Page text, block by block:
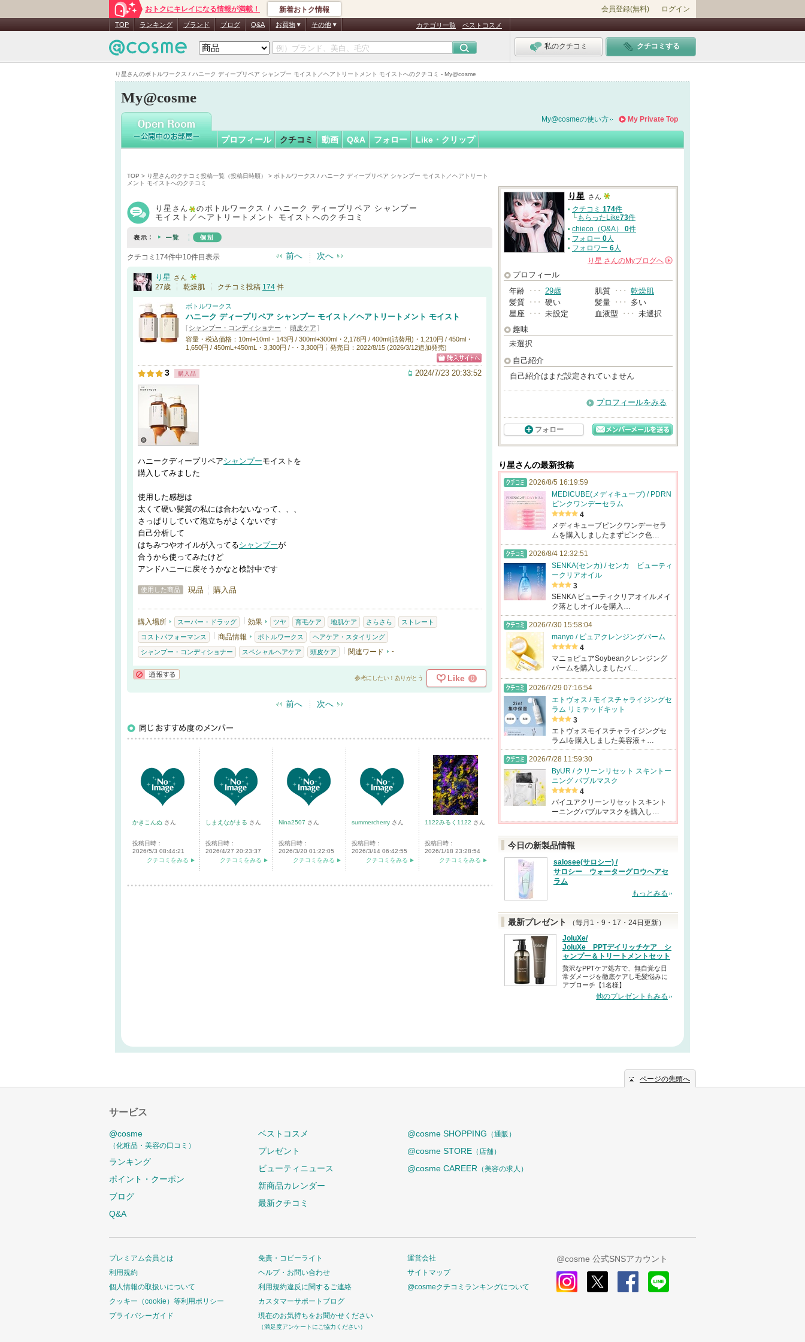
り星さんのボトルワークス / ハニーク ディープリペア シャンプー モイスト／ヘアトリートメント モイストへのクチコミ - My@cosme
おトクにキレイになる情報が満載！ 新着おトク情報 会員登録(無料) ログイン
TOP ランキング ブランド ブログ Q&A お買物 その他 カテゴリ一覧 ベストコスメ
私のクチコミ クチコミする
My@cosme
り星さん
My Private Top
My@cosmeの使い方
プロフィール クチコミ 動画 Q&A フォロー Like・クリップ
TOP > り星さんのクチコミ投稿一覧（投稿日時順）
> ボトルワークス / ハニーク ディープリペア シャンプー モイスト／ヘアトリート
メント モイストへのクチコミ
り星 さん のボトルワークス / ハニーク ディープリペア シャンプー
モイスト／ヘアトリートメント モイストへのクチコミ
クチコミ174件中10件目表示 前へ 次へ
り星 さん
27歳 乾燥肌 クチコミ投稿 174 件
ボトルワークス
ハニーク ディープリペア シャンプー モイスト／ヘアトリートメント モイスト
[ シャンプー・コンディショナー ・ 頭皮ケア ]
容量・税込価格：10ml+10ml・143円 / 300ml+300ml・2,178円 / 400ml(詰替用)・1,210円 / 450ml・
1,650円 / 450mL+450mL・3,300円 / -・3,300円
発売日：2022/8/15 (2026/3/12追加発売)
3 購入品 2024/7/23 20:33:52
ハニークディープリペアシャンプーモイストを
購入してみました
使用した感想は
太くて硬い髪質の私には合わないなって、、、
さっぱりしていて泡立ちがよくないです
自己分析して
はちみつやオイルが入ってるシャンプーが
合うから使ってみたけど
アンドハニーに戻そうかなと検討中です
使用した商品 現品 購入品
購入場所 スーパー・ドラッグ 効果 ツヤ 育毛ケア 地肌ケア さらさら ストレート
コストパフォーマンス 商品情報 ボトルワークス ヘアケア・スタイリング
シャンプー・コンディショナー スペシャルヘアケア 頭皮ケア 関連ワード -
参考にしたい！ありがとう Like 0
前へ 次へ
かきこんぬ さん
投稿日時：
2026/5/3 08:44:21
クチコミをみる
しまえながまる さん
投稿日時：
2026/4/27 20:23:37
クチコミをみる
Nina2507 さん
投稿日時：
2026/3/20 01:22:05
クチコミをみる
summercherry さん
投稿日時：
2026/3/14 06:42:55
クチコミをみる
1122みるく1122 さん
投稿日時：
2026/1/18 23:28:54
クチコミをみる
り星 さん
クチコミ 174件
└もらったLike73件
chieco（Q&A） 0件
フォロー 0人
フォロワー 6人
り星 さんのMyブログへ
プロフィール
年齢 ･･･ 29歳 肌質 ･･･ 乾燥肌
髪質 ･･･ 硬い 髪量 ･･･
多い
星座 ･･･ 未設定 血液型 ･･･ 未選択
趣味
未選択
自己紹介
自己紹介はまだ設定されていません
プロフィールをみる
フォロー
り星さんの最新投稿
2026/8/5 16:19:59
MEDICUBE(メディキューブ) / PDRN
ピンクワンデーセラム
4
メディキューブピンクワンデーセラ
ムを購入しましたまずピンク色…
2026/8/4 12:32:51
SENKA(センカ) / センカ ビューティ
ークリアオイル
3
SENKA ビューティクリアオイルメイ
ク落としオイルを購入…
2026/7/30 15:58:04
manyo / ピュアクレンジングバーム
4
マニョピュアSoybeanクレンジング
バームを購入しましたバ…
2026/7/29 07:16:54
エトヴォス / モイスチャライジングセ
ラム リミテッドキット
3
エトヴォスモイスチャライジングセ
ラムIを購入しました美容液＋…
2026/7/28 11:59:30
ByUR / クリーンリセット スキントー
ニング バブルマスク
4
バイユアクリーンリセットスキント
ーニングバブルマスクを購入し…
今日の新製品情報
salosee(サロシー) /
サロシー ウォーターグロウヘアセ
ラム
もっとみる
最新プレゼント
（毎月1・9・17・24日更新）
JoluXe/
JoluXe PPTデイリッチケア シ
ャンプー＆トリートメントセット
贅沢なPPTケア処方で、無自覚な日
常ダメージを徹底ケアし毛髪悩みに
アプローチ【1名様】
他のプレゼントもみる
ページの先頭へ
サービス
@cosme
（化粧品・美容の口コミ）
ランキング
ポイント・クーポン
ブログ
Q&A
ベストコスメ
プレゼント
ビューティニュース
新商品カレンダー
最新クチコミ
@cosme SHOPPING （通販）
@cosme STORE （店舗）
@cosme CAREER （美容の求人）
プレミアム会員とは
利用規約
個人情報の取扱いについて
クッキー（cookie）等利用ポリシー
プライバシーガイド
免責・コピーライト
ヘルプ・お問い合わせ
利用規約違反に関するご連絡
カスタマーサポートブログ
現在のお気持ちをお聞かせください
（満足度アンケートにご協力ください）
運営会社
サイトマップ
@cosmeクチコミランキングについて
@cosme 公式SNSアカウント